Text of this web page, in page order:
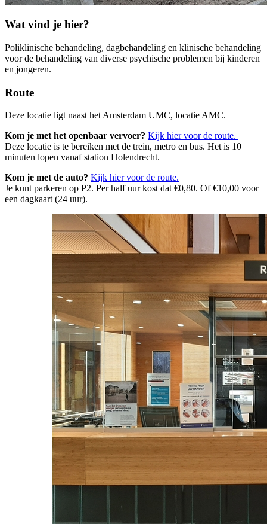
Wat vind je hier?
Poliklinische behandeling, dagbehandeling en klinische behandeling
voor de behandeling van diverse psychische problemen bij kinderen
en jongeren.
Route
Deze locatie ligt naast het Amsterdam UMC, locatie AMC.
Kom je met het openbaar vervoer? Kijk hier voor de route.
Deze locatie is te bereiken met de trein, metro en bus. Het is 10
minuten lopen vanaf station Holendrecht.
Kom je met de auto? Kijk hier voor de route.
Je kunt parkeren op P2. Per half uur kost dat €0,80. Of €10,00 voor
een dagkaart (24 uur).